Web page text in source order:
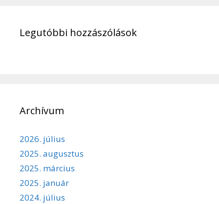
Legutóbbi hozzászólások
Archívum
2026. július
2025. augusztus
2025. március
2025. január
2024. július